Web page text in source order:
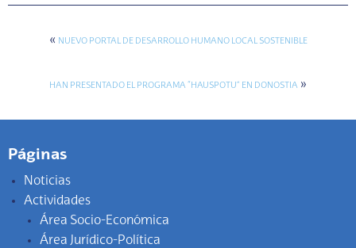
« NUEVO PORTAL DE DESARROLLO HUMANO LOCAL SOSTENIBLE
HAN PRESENTADO EL PROGRAMA “HAUSPOTU” EN DONOSTIA »
Páginas
Noticias
Actividades
Área Socio-Económica
Área Jurídico-Política